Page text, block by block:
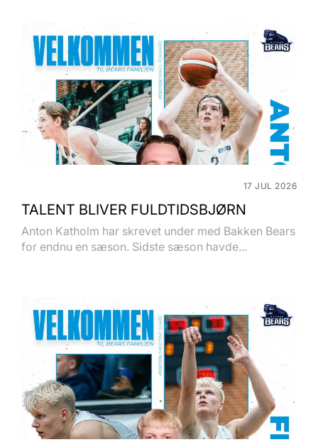
17 JUL 2026
TALENT BLIVER FULDTIDSBJØRN
Anton Katholm har skrevet under med Bakken Bears
for endnu en sæson. Sidste sæson havde...